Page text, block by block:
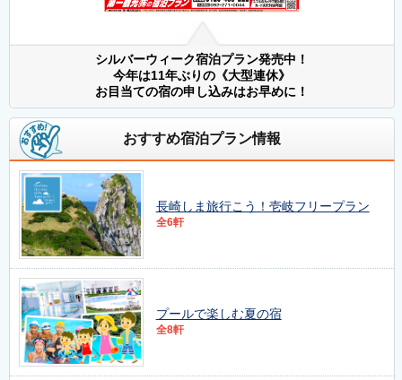
シルバーウィーク宿泊プラン発売中！
今年は11年ぶりの《大型連休》
お目当ての宿の申し込みはお早めに！
おすすめ宿泊プラン情報
長崎しま旅行こう！壱岐フリープラン
全6軒
プールで楽しむ夏の宿
全8軒